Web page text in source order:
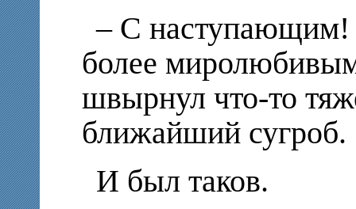
– С наступающим!
более
швырнул что-то
ближайший сугроб.
И был таков.